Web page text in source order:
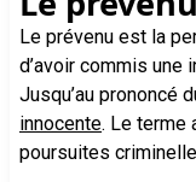
Le prévenu est la
d’avoir commis une
Jusqu’au prononcé
innocente. Le terme
poursuites